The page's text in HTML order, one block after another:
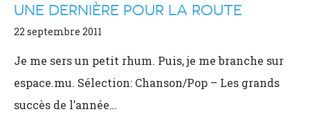
UNE DERNIÈRE POUR LA ROUTE
22 septembre 2011
Je me sers un petit rhum. Puis, je me branche sur
espace.mu. Sélection: Chanson/Pop – Les grands
succès de l’année…